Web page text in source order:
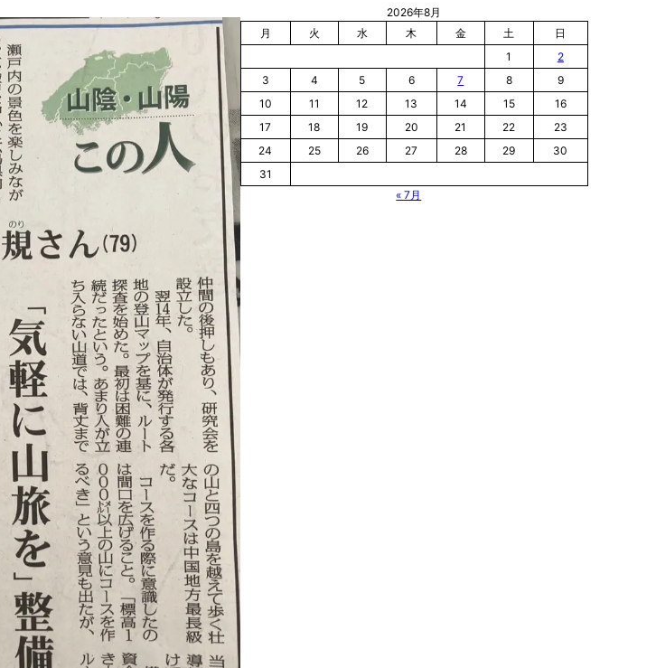
2026年8月
月
火 水 木 金 土
日
1
2
3
4 5 6 7 8
9
10
11 12 13 14 15
16
17
18 19 20 21 22
23
24
25 26 27 28 29
30
31
« 7月